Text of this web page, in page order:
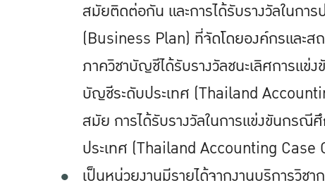
สมัยติดต่อกัน และการได้รับรางวัลในกา
(Business Plan) ที่จัดโดยองค์กรและส
ภาควิชาบัญชีได้รับรางวัลชนะเลิศการแข่
บัญชีระดับประเทศ (Thailand
สมัย การได้รับรางวัลในการแข่งขันกรณี
ประเทศ (Thailand Accounting
เป็นหน่วยงานมีรายได้จากงานบริการวิช